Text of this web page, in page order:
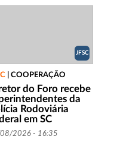
JFSC
| COOPERAÇÃO
do Foro recebe
da
Rodoviária
em SC
2026 - 16:35